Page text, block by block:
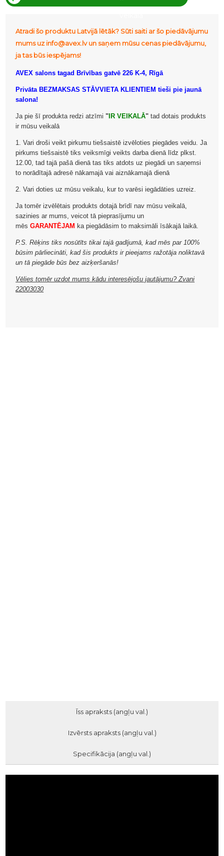
Atradi šo produktu Latvijā lētāk? Sūti saiti ar šo piedāvājumu
mums uz info@avex.lv un saņem mūsu cenas piedāvājumu,
ja tas būs iespējams!
AVEX salons tagad Brīvības gatvē 226 K-4, Rīgā
Privāta BEZMAKSAS STĀVVIETA KLIENTIEM tieši pie jaunā
salona!
Ja pie šī produkta redzi atzīmi " IR VEIKALĀ" tad dotais produkts
ir mūsu veikalā
1. Vari droši veikt pirkumu tiešsaistē izvēloties piegādes veidu. Ja
pirkums tiešsaistē tiks veiksmīgi veikts darba dienā līdz plkst.
12.00, tad tajā pašā dienā tas tiks atdots uz piegādi un saņemsi
to norādītajā adresē nākamajā vai aiznākamajā dienā
2. Vari doties uz mūsu veikalu, kur to varēsi iegādāties uzreiz.
Ja tomēr izvēlētais produkts dotajā brīdī nav mūsu veikalā,
sazinies ar mums, veicot tā pieprasījumu un
mēsGARANTĒJAM ka piegādāsim to maksimāli īsākajā laikā.
P.S. Rēķins tiks nosūtīts tikai tajā gadījumā, kad mēs par 100%
būsim pārliecināti, kad šis produkts ir pieejams ražotāja noliktavā
un tā piegāde būs bez aizķeršanās!
Vēlies tomēr uzdot mums kādu interesējošu jautājumu? Zvani
22003030
Īss apraksts (angļu val.)
Izvērsts apraksts (angļu val.)
Specifikācija (angļu val.)